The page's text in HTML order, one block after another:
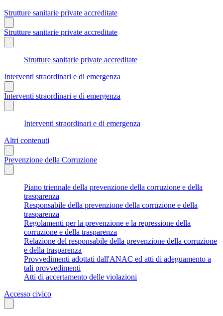
Strutture sanitarie private accreditate
Strutture sanitarie private accreditate
Strutture sanitarie private accreditate
Interventi straordinari e di emergenza
Interventi straordinari e di emergenza
Interventi straordinari e di emergenza
Altri contenuti
Prevenzione della Corruzione
Piano triennale della prevenzione della corruzione e della
trasparenza
Responsabile della prevenzione della corruzione e della
trasparenza
Regolamenti per la prevenzione e la repressione della
corruzione e della trasparenza
Relazione del responsabile della prevenzione della corruzione
e della trasparenza
Provvedimenti adottati dall'ANAC ed atti di adeguamento a
tali provvedimenti
Atti di accertamento delle violazioni
Accesso civico